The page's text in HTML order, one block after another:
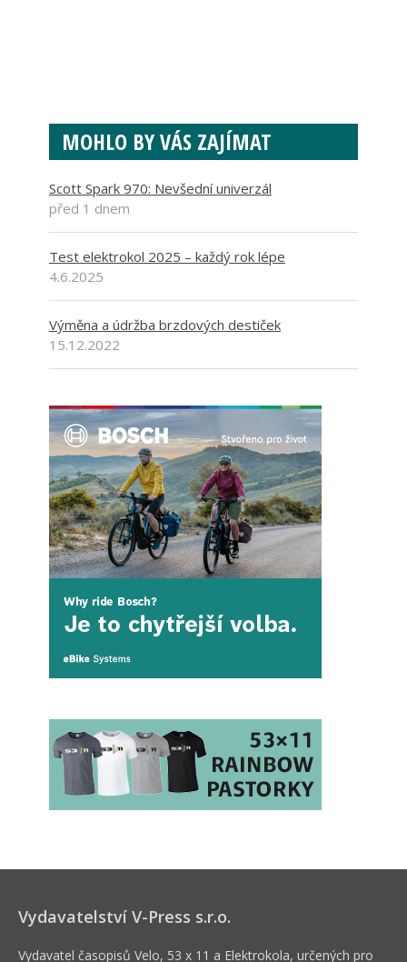
MOHLO BY VÁS ZAJÍMAT
Scott Spark 970: Nevšední univerzál
před 1 dnem
Test elektrokol 2025 – každý rok lépe
4.6.2025
Výměna a údržba brzdových destiček
15.12.2022
Vydavatelství V-Press s.r.o.
Vydavatel časopisů Velo, 53 x 11 a Elektrokola, určených pro